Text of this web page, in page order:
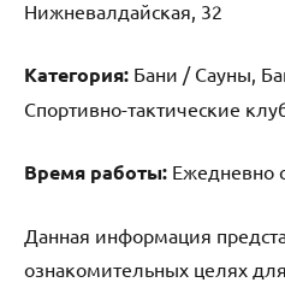
Нижневалдайская, 32
Категория: Бани / Сауны,
Спортивно-тактические
Время работы: Ежедневно
Данная информация
ознакомительных целях